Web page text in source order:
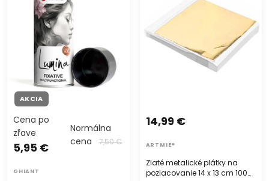
každého, kto sa venuje umeleckému tvoreniu. Svojím
bohatým pigmentovaním a jemnou matnou textúrou
poskytuje dokonalé pokrytie a výrazné farby. S dostupnými
rôznymi objemami sa tento lak ľahko prispôsobí vašim
potrebám a umožní vám vyjadriť svoju kreativitu bez
obmedzení. Nech už maľujete na plátno, drevo alebo iný
povrch, matný akrylový lak AMSTERDAM vám pomôže
vytvoriť dielo, ktoré vás bude tešiť dlho do budúcnosti.
AKCIA
Cena po
zľave
5,95 €
Normálna
cena
7,50 €
GHIANT
Zlaté metalické plátky na
pozlacovanie 14 x 13 cm 100
14,99 €
ARTMIE®